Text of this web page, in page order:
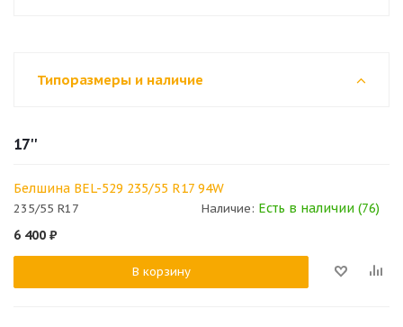
Типоразмеры и наличие
17''
Белшина BEL-529 235/55 R17 94W
235/55 R17 Наличие: Есть в наличии (76)
6 400 ₽
В корзину